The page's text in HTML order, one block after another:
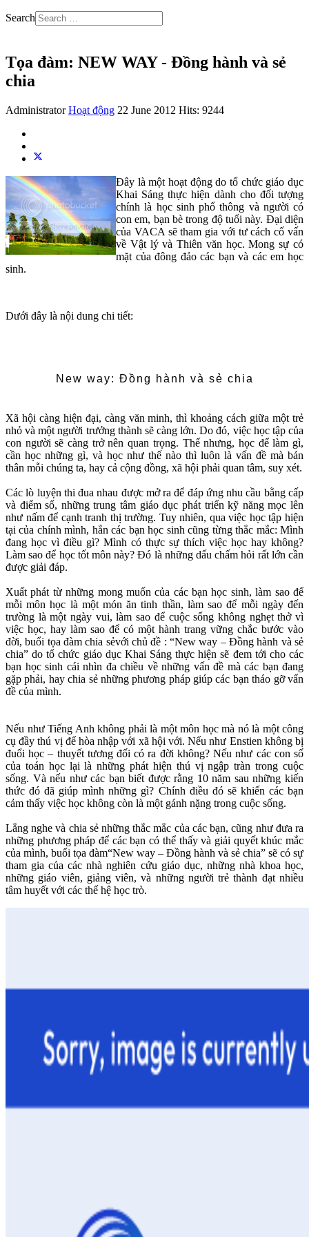
Search
Tọa đàm: NEW WAY - Đồng hành và sẻ
chia
Administrator Hoạt động 22 June 2012 Hits: 9244
Đây là một hoạt động do tổ chức giáo dục
Khai Sáng thực hiện dành cho đối tượng
chính là học sinh phổ thông và người có
con em, bạn bè trong độ tuổi này. Đại diện
của VACA sẽ tham gia với tư cách cố vấn
về Vật lý và Thiên văn học. Mong sự có
mặt của đông đảo các bạn và các em học
sinh.
Dưới đây là nội dung chi tiết:
New way: Đồng hành và sẻ chia
Xã hội càng hiện đại, càng văn minh, thì khoảng cách giữa một trẻ
nhỏ và một người trưởng thành sẽ càng lớn. Do đó, việc học tập của
con người sẽ càng trở nên quan trọng. Thế nhưng, học để làm gì,
cần học những gì, và học như thế nào thì luôn là vấn đề mà bản
thân mỗi chúng ta, hay cả cộng đồng, xã hội phải quan tâm, suy xét.
Các lò luyện thi đua nhau được mở ra để đáp ứng nhu cầu bằng cấp
và điểm số, những trung tâm giáo dục phát triển kỹ năng mọc lên
như nấm để cạnh tranh thị trường. Tuy nhiên, qua việc học tập hiện
tại của chính mình, hẳn các bạn học sinh cũng từng thắc mắc: Mình
đang học vì điều gì? Mình có thực sự thích việc học hay không?
Làm sao để học tốt môn này? Đó là những dấu chấm hỏi rất lớn cần
được giải đáp.
Xuất phát từ những mong muốn của các bạn học sinh, làm sao để
mỗi môn học là một món ăn tinh thần, làm sao để mỗi ngày đến
trường là một ngày vui, làm sao để cuộc sống không nghẹt thở vì
việc học, hay làm sao để có một hành trang vững chắc bước vào
đời, buổi tọa đàm chia sẻvới chủ đề : “New way – Đồng hành và sẻ
chia” do tổ chức giáo dục Khai Sáng thực hiện sẽ đem tới cho các
bạn học sinh cái nhìn đa chiều về những vấn đề mà các bạn đang
gặp phải, hay chia sẻ những phương pháp giúp các bạn tháo gỡ vấn
đề của mình.
Nếu như Tiếng Anh không phải là một môn học mà nó là một công
cụ đầy thú vị để hòa nhập với xã hội với. Nếu như Enstien không bị
đuổi học – thuyết tương đối có ra đời không? Nếu như các con số
của toán học lại là những phát hiện thú vị ngập tràn trong cuộc
sống. Và nếu như các bạn biết được rằng 10 năm sau những kiến
thức đó đã giúp mình những gì? Chính điều đó sẽ khiến các bạn
cảm thấy việc học không còn là một gánh nặng trong cuộc sống.
Lắng nghe và chia sẻ những thắc mắc của các bạn, cũng như đưa ra
những phương pháp để các bạn có thể thấy và giải quyết khúc mắc
của mình, buổi tọa đàm“New way – Đồng hành và sẻ chia” sẽ có sự
tham gia của các nhà nghiên cứu giáo dục, những nhà khoa học,
những giáo viên, giảng viên, và những người trẻ thành đạt nhiều
tâm huyết với các thế hệ học trò.